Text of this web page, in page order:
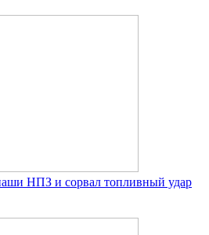
НПЗ и сорвал топливный удар